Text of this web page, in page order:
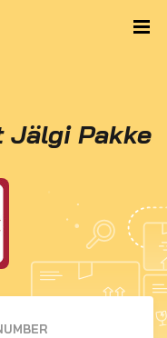
Jälgi Pakke